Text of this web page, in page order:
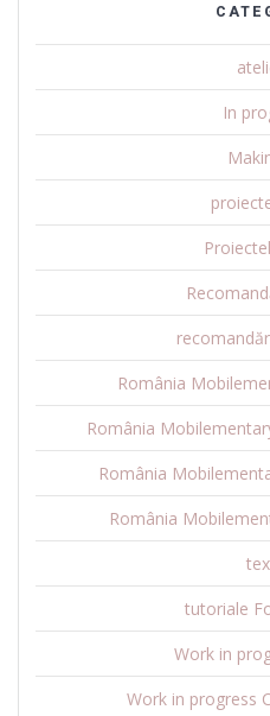
In
România
România
România
România
tutoriale
Work in
Work in progress